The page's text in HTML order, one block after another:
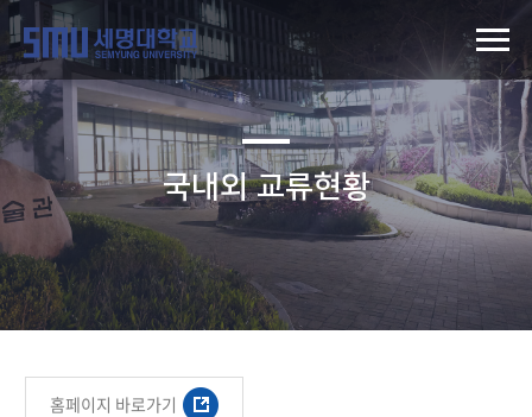
국내외 교류현황
홈페이지 바로가기